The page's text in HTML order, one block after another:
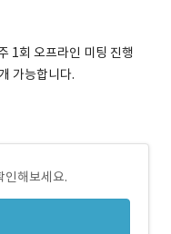
1회 오프라인 미팅 진행
가능합니다.
인해보세요.